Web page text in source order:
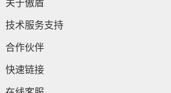
关于傲盾
技术服务支持
合作伙伴
快速链接